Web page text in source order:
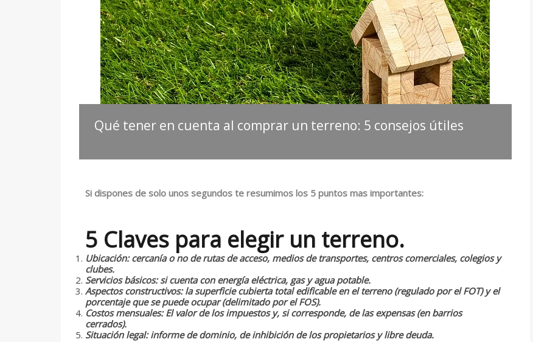
Qué tener en cuenta al comprar un terreno: 5 consejos útiles
Si dispones de solo unos segundos te resumimos los 5 puntos mas importantes:
5 Claves para elegir un terreno.
Ubicación: cercanía o no de rutas de acceso, medios de transportes, centros comerciales, colegios y
clubes.
Servicios básicos: si cuenta con energía eléctrica, gas y agua potable.
Aspectos constructivos: la superficie cubierta total edificable en el terreno (regulado por el FOT) y el
porcentaje que se puede ocupar (delimitado por el FOS).
Costos mensuales: El valor de los impuestos y, si corresponde, de las expensas (en barrios
cerrados).
Situación legal: informe de dominio, de inhibición de los propietarios y libre deuda.